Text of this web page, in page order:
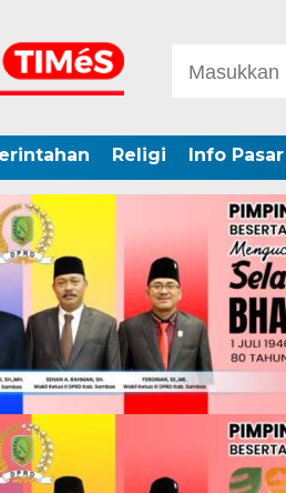
Religi Info Pasar